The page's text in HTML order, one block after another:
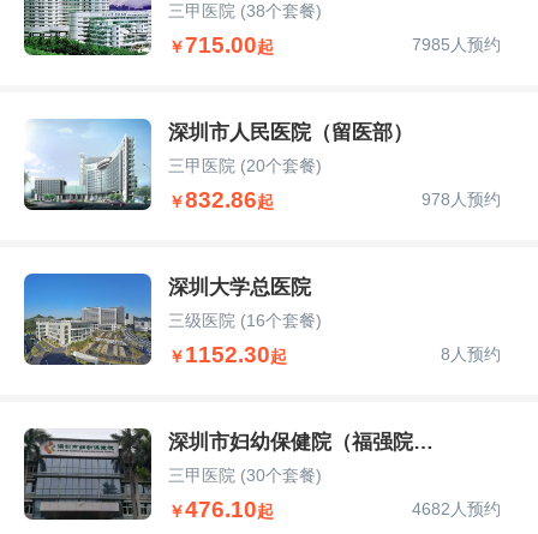
三甲医院 (38个套餐)
￥715.00起 7985人预约
深圳市人民医院（留医部）
三甲医院 (20个套餐)
￥832.86起 978人预约
深圳大学总医院
三级医院 (16个套餐)
￥1152.30起 8人预约
深圳市妇幼保健院（福强院区）
三甲医院 (30个套餐)
￥476.10起 4682人预约